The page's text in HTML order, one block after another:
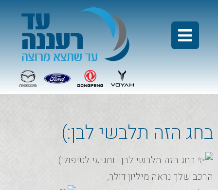
בחג הזה תלבשי לבן:)
בחג הזה תלבשי לבן.. ותגיעי לטיפול:)
הרכב שלך נראה מיליון דולר,